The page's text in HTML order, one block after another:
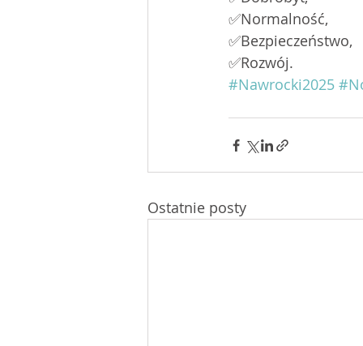
✅Normalność,
✅Bezpieczeństwo,
✅Rozwój.
#Nawrocki2025
Ostatnie posty